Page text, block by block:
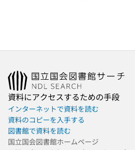
資料にアクセスするための手段
インターネットで資料を読む
資料のコピーを入手する
図書館で資料を読む
国立国会図書館ホームページ